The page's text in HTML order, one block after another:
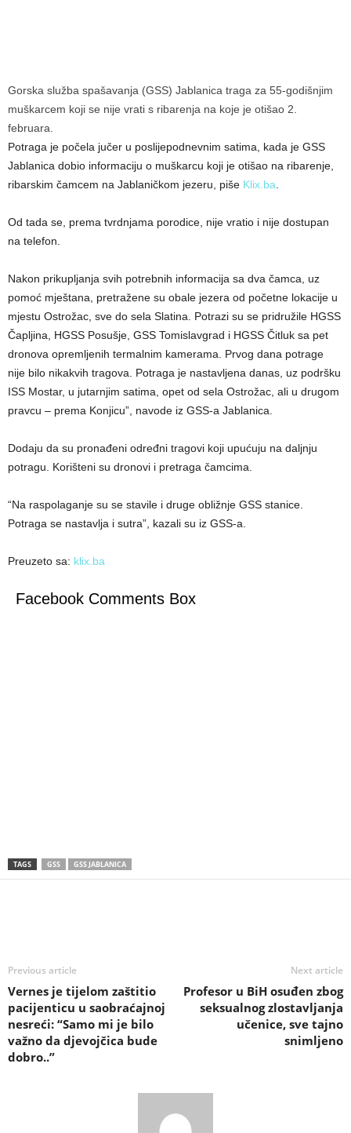
Gorska služba spašavanja (GSS) Jablanica traga za 55-godišnjim
muškarcem koji se nije vrati s ribarenja na koje je otišao 2.
februara.
Potraga je počela jučer u poslijepodnevnim satima, kada je GSS
Jablanica dobio informaciju o muškarcu koji je otišao na ribarenje,
ribarskim čamcem na Jablaničkom jezeru, piše Klix.ba
Od tada se, prema tvrdnjama porodice, nije vratio i nije dostupan
na telefon.
Nakon prikupljanja svih potrebnih informacija sa dva čamca, uz
pomoć mještana, pretražene su obale jezera od početne lokacije u
mjestu Ostrožac, sve do sela Slatina. Potrazi su se pridružile HGSS
Čapljina, HGSS Posušje, GSS Tomislavgrad i HGSS Čitluk sa pet
dronova opremljenih termalnim kamerama. Prvog dana potrage
nije bilo nikakvih tragova. Potraga je nastavljena danas, uz podršku
ISS Mostar, u jutarnjim satima, opet od sela Ostrožac, ali u drugom
pravcu – prema Konjicu”, navode iz GSS-a Jablanica.
Dodaju da su pronađeni određni tragovi koji upućuju na daljnju
potragu. Korišteni su dronovi i pretraga čamcima.
“Na raspolaganje su se stavile i druge obližnje GSS stanice.
Potraga se nastavlja i sutra”, kazali su iz GSS-a.
Preuzeto sa: klix.ba
Facebook Comments Box
TAGS GSS GSS JABLANICA
Previous article
Vernes je tijelom zaštitio
pacijenticu u saobraćajnoj
nesreći: “Samo mi je bilo
važno da djevojčica bude
dobro..”
Next article
Profesor u BiH osuđen zbog
seksualnog zlostavljanja
učenice, sve tajno
snimljeno